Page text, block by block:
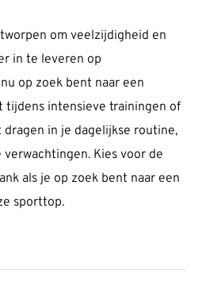
om veelzijdigheid en
in te leveren op
op zoek bent naar een
tijdens intensieve trainingen of
in je dagelijkse routine,
Kies voor de
als je op zoek bent naar een
sporttop.